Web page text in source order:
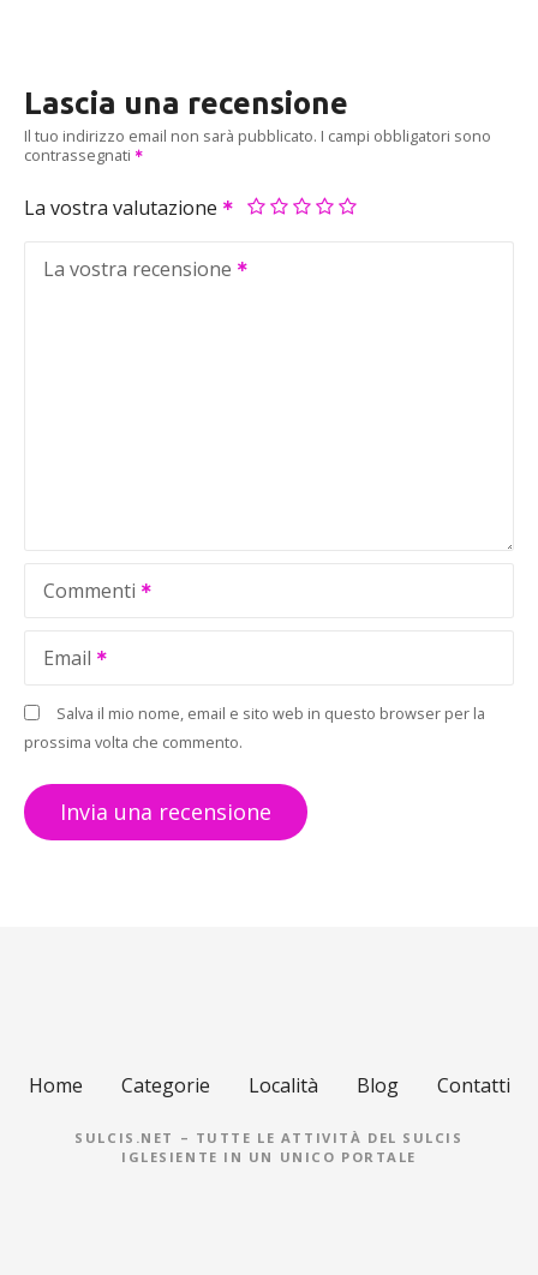
Lascia una recensione
Il tuo indirizzo email non sarà pubblicato. I campi obbligatori sono
contrassegnati
La vostra valutazione
La vostra recensione
Commenti
Email
Salva il mio nome, email e sito web in questo browser per la
prossima volta che commento.
Home Categorie Località Blog Contatti
SULCIS.NET – TUTTE LE ATTIVITÀ DEL SULCIS
IGLESIENTE IN UN UNICO PORTALE